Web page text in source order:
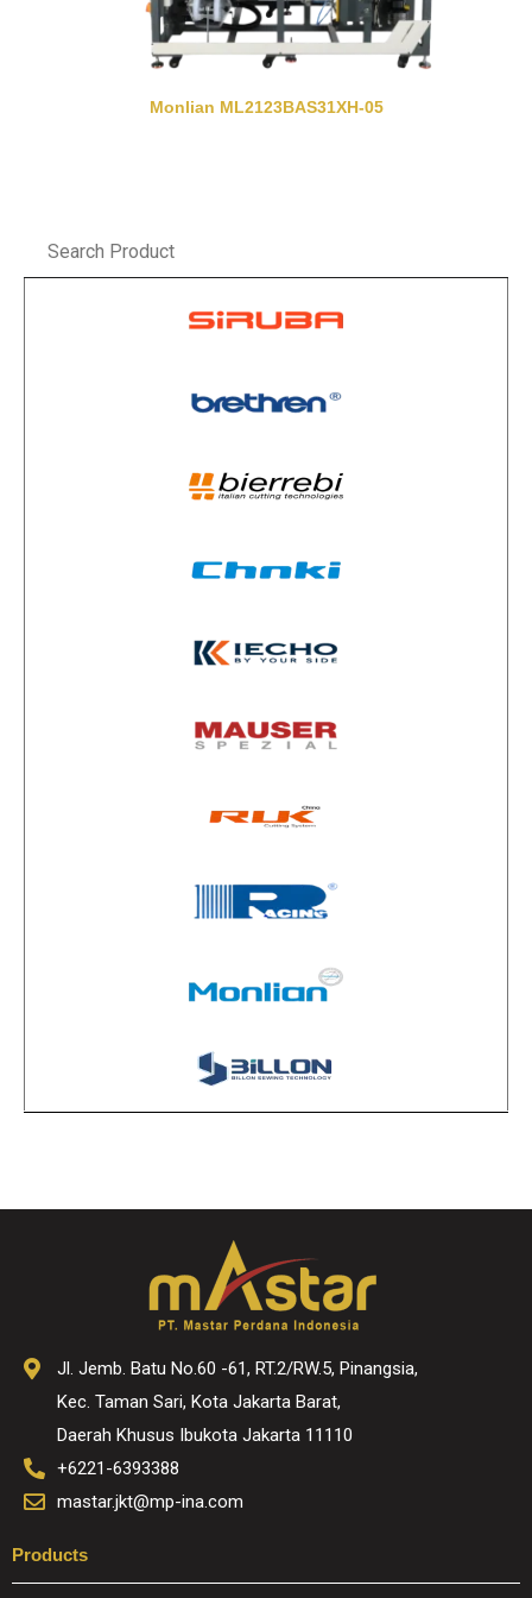
Monlian ML2123BAS31XH-05
Jl. Jemb. Batu No.60 -61, RT.2/RW.5, Pinangsia,
Kec. Taman Sari, Kota Jakarta Barat,
Daerah Khusus Ibukota Jakarta 11110
+6221-6393388
mastar.jkt@mp-ina.com
Products